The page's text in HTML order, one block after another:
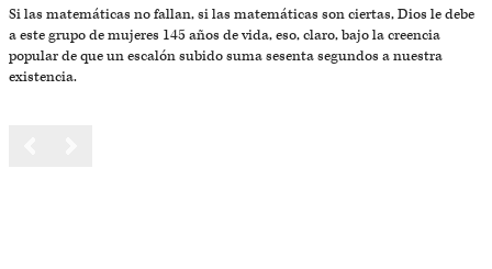
Si las matemáticas no fallan, si las matemáticas son ciertas, Dios le debe
a este grupo de mujeres 145 años de vida, eso, claro, bajo la creencia
popular de que un escalón subido suma sesenta segundos a nuestra
existencia.